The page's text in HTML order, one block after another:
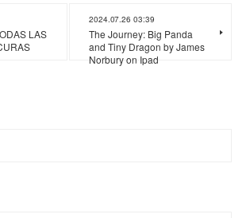
LAS
2024.07.26 03:39
The Journey: Big Panda
and Tiny Dragon by James
Norbury on Ipad